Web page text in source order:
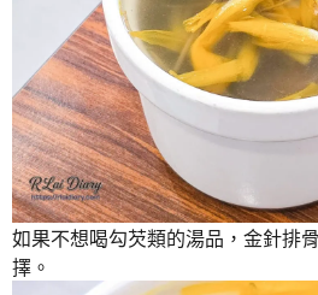
如果不想喝勾芡類的湯品，金針排
擇。